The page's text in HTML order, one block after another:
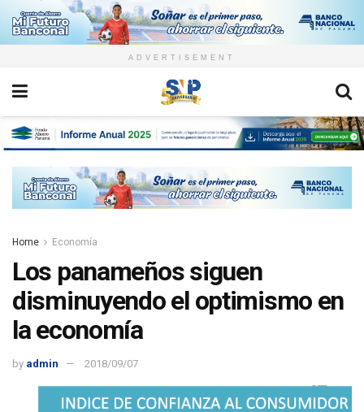
ADVERTISEMENT
Home Economía
Los panameños siguen
disminuyendo el optimismo en
la economía
by admin 2018/09/07